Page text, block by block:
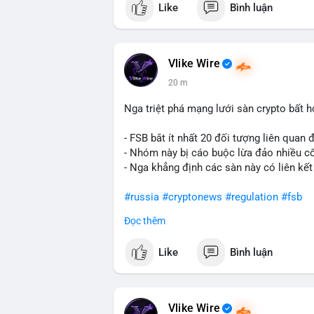
Lời khuyên ngắn gọn cho nhà đầu tư nhỏ
phải là các từ khóa cụ thể xuất hiện
giá USD). TUYỆT ĐỐI KHÔNG lặp lại
#whalealert ,#smartmoney
chuyển ví lạnh:#45btc #vilanh
Like Bình luận
Vlike Wire
20 m
Nga triệt phá mạng lưới sàn crypto bất
- FSB bắt ít nhất 20 đối tượng liên quan
- Nhóm này bị cáo buộc lừa đảo nhiều
- Nga khẳng định các sàn này có liên
#russia #cryptonews #regulation #fsb
$btc $eth
#vlikevn #titanbot
Đọc thêm
Like Bình luận
Vlike Wire